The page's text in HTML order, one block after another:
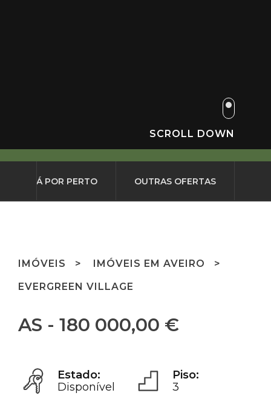
SCROLL DOWN
QUE HÁ POR PERTO OUTRAS OFERTAS
IMÓVEIS
IMÓVEIS EM AVEIRO
EVERGREEN VILLAGE
AS - 180 000,00 €
Estado:
Disponível
Piso:
3